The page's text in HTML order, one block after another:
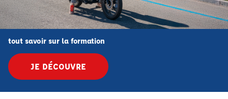
tout savoir sur la formation
JE DÉCOUVRE